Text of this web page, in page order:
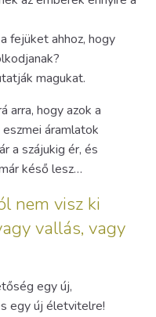
fejüket ahhoz, hogy
magukat.
arra, hogy azok a
áramlatok
a szájukig ér, és
késő lesz…
nem visz ki
vallás, vagy
egy új,
egy új életvitelre!